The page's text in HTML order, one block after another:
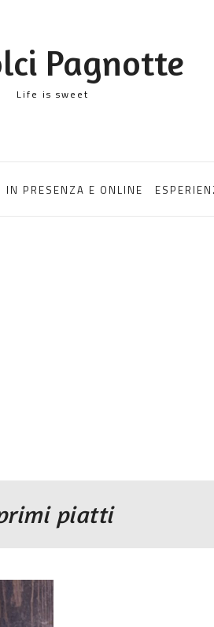
Pagnotte
Life is sweet
IN PRESENZA E ONLINE
piatti